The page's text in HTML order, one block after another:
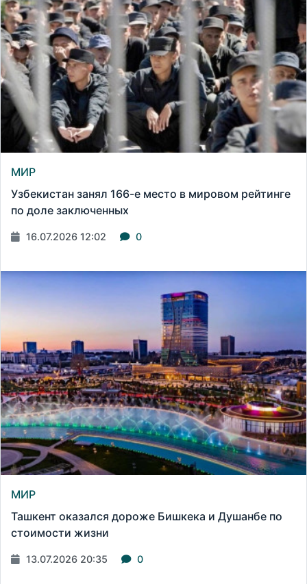
МИР
Узбекистан занял 166-е место в мировом рейтинге
по доле заключенных
16.07.2026 12:02 0
МИР
Ташкент оказался дороже Бишкека и Душанбе по
стоимости жизни
13.07.2026 20:35 0